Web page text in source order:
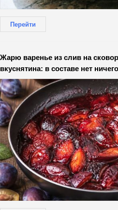
Перейти
Жарю варенье из слив на
вкуснятина: в составе нет